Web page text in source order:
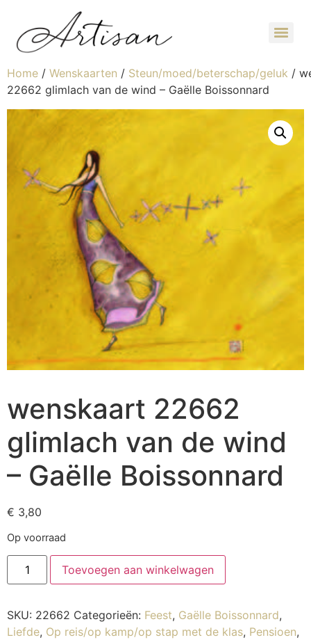
Home / Wenskaarten / Steun/moed/beterschap/geluk /
22662 glimlach van de wind – Gaëlle Boissonnard
wenskaart 22662
glimlach van de wind
– Gaëlle Boissonnard
€ 3,80
Op voorraad
Toevoegen aan winkelwagen
SKU: 22662 Categorieën: Feest, Gaëlle Boissonnard,
Liefde, Op reis/op kamp/op stap met de klas, Pensioen,